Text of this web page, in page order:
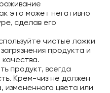
это может негативно
сделав его
чистые ложки
продукта и
качества.
продукт, всегда
Крем-чиз не должен
измененного цвета или